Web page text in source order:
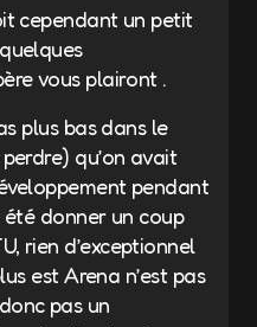
cependant un petit
vous plairont .
plus bas dans le
qu’on avait
pendant
été donner un coup
rien d’exceptionnel
est Arena n’est pas
pas un